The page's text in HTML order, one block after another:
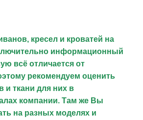
кресел и кроватей на
информационный
всё отличается от
рекомендуем оценить
и ткани для них в
компании. Там же Вы
на разных моделях и